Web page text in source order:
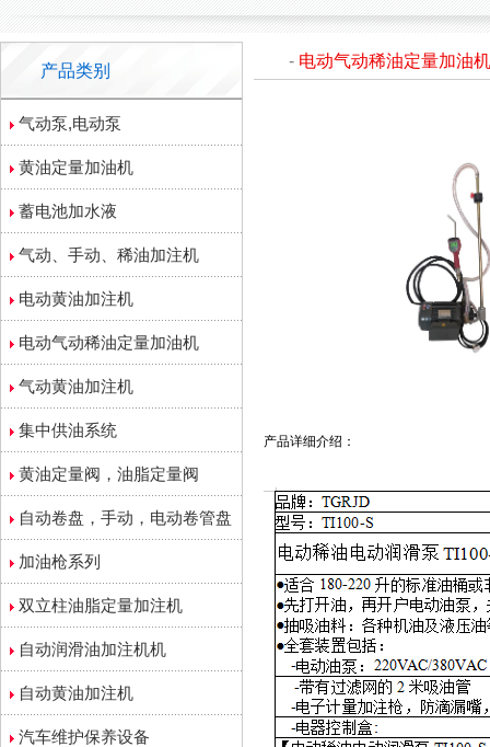
产品类别
气动泵,电动泵
黄油定量加油机
蓄电池加水液
气动、手动、稀油加注机
电动黄油加注机
电动气动稀油定量加油机
气动黄油加注机
集中供油系统
黄油定量阀，油脂定量阀
自动卷盘，手动，电动卷管盘
加油枪系列
双立柱油脂定量加注机
自动润滑油加注机机
自动黄油加注机
汽车维护保养设备
- 电动气动稀油定量加油机
产品详细介绍：